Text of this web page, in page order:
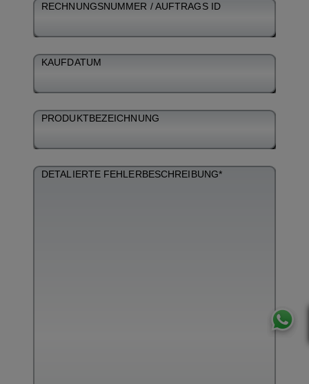
RECHNUNGSNUMMER / AUFTRAGS ID
KAUFDATUM
PRODUKTBEZEICHNUNG
DETALIERTE FEHLERBESCHREIBUNG*